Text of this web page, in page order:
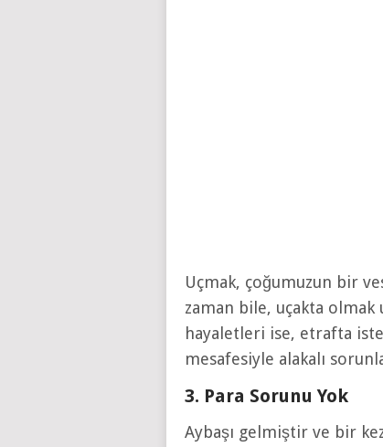
Uçmak, çoğumuzun bir
zaman bile, uçakta
hayaletleri ise, etrafta
mesafesiyle alakalı
3. Para Sorunu Yok
Aybaşı gelmiştir ve bir